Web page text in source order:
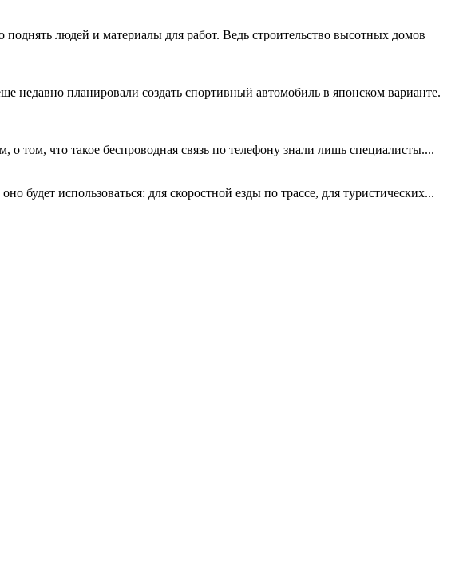
людей и материалы для работ. Ведь строительство высотных домов
недавно планировали создать спортивный автомобиль в японском варианте.
том, что такое беспроводная связь по телефону знали лишь специалисты....
будет использоваться: для скоростной езды по трассе, для туристических...